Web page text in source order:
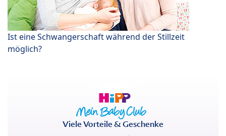
Ist eine Schwangerschaft während der Stillzeit
möglich?
Viele Vorteile & Geschenke